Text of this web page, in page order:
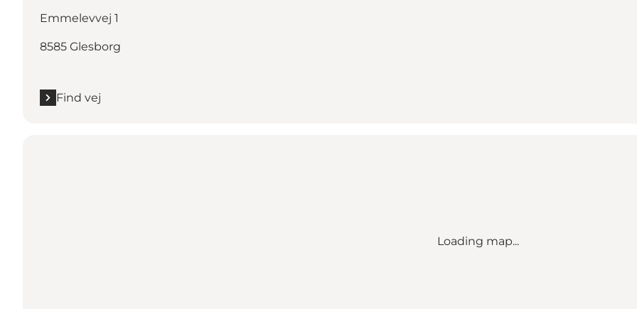
Emmelevvej 1
8585 Glesborg
Find vej
Loading map...